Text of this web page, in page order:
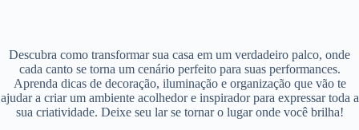
Descubra como transformar sua casa em um verdadeiro palco, onde
cada canto se torna um cenário perfeito para suas performances.
Aprenda dicas de decoração, iluminação e organização que vão te
ajudar a criar um ambiente acolhedor e inspirador para expressar toda a
sua criatividade. Deixe seu lar se tornar o lugar onde você brilha!